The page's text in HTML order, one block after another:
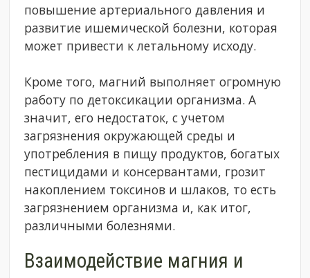
повышение артериального давления и
развитие ишемической болезни, которая
может привести к летальному исходу.
Кроме того, магний выполняет огромную
работу по детоксикации организма. А
значит, его недостаток, с учетом
загрязнения окружающей среды и
употребления в пищу продуктов, богатых
пестицидами и консервантами, грозит
накоплением токсинов и шлаков, то есть
загрязнением организма и, как итог,
различными болезнями.
Взаимодействие магния и